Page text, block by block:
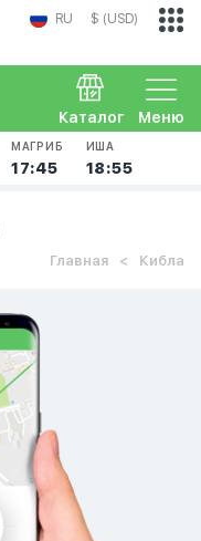
RU $ (USD)
Меню
Каталог
МАГРИБ
17:45
ИША
18:55
Главная Кибла